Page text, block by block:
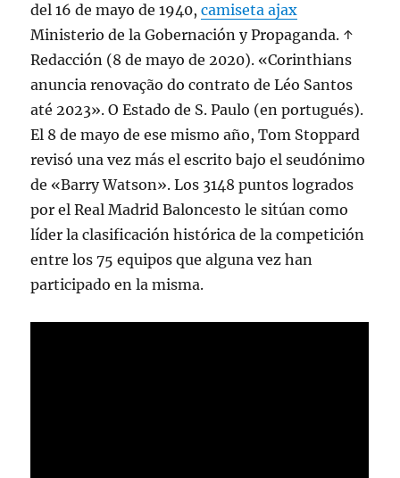
del 16 de mayo de 1940,camiseta ajax
Ministerio de la Gobernación y Propaganda. ↑
Redacción (8 de mayo de 2020). «Corinthians
anuncia renovação do contrato de Léo Santos
até 2023». O Estado de S. Paulo (en portugués).
El 8 de mayo de ese mismo año, Tom Stoppard
revisó una vez más el escrito bajo el seudónimo
de «Barry Watson». Los 3148 puntos logrados
por el Real Madrid Baloncesto le sitúan como
líder la clasificación histórica de la competición
entre los 75 equipos que alguna vez han
participado en la misma.